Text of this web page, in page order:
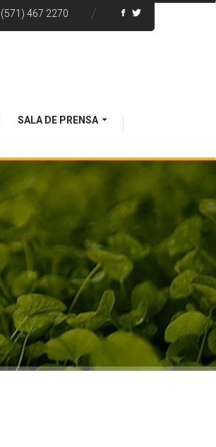
(571) 467 2270
SALA DE PRENSA